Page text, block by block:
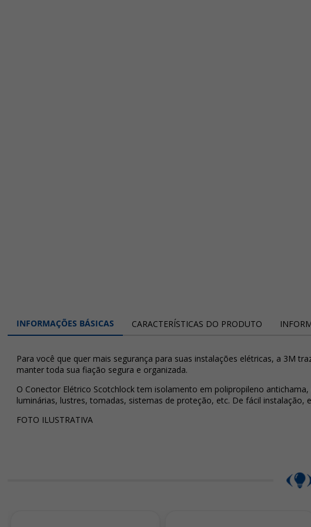
INFORMAÇÕES BÁSICAS CARACTERÍSTICAS DO PRODUTO
Para você que quer mais segurança para suas instalações elétricas, a 3M
manter toda sua fiação segura e organizada.
O Conector Elétrico Scotchlock tem isolamento em polipropileno
luminárias, lustres, tomadas, sistemas de proteção, etc. De fácil
FOTO ILUSTRATIVA